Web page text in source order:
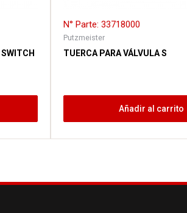
N° Parte: 33718000
Putzmeister
TUERCA PARA VÁLVULA S
Añadir al carrito